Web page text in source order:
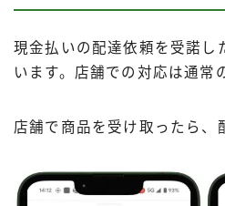
現金払いの配達依頼を受諾し
います。店舗での対応は通常
店舗で商品を受け取ったら、